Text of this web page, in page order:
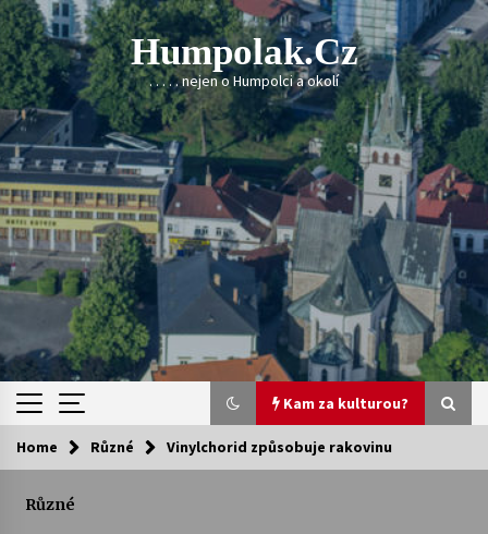
Skip
to
content
Humpolak.cz
. . . . . nejen o Humpolci a okolí
Kam za kulturou?
Kam za kulturou?
Home Různé Vinylchorid způsobuje rakovinu
Různé